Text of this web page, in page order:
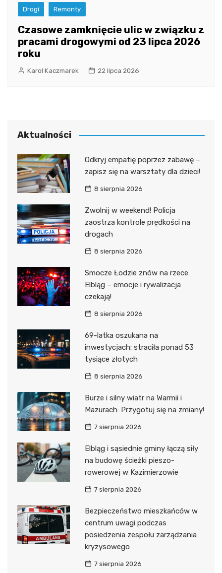
Drogi Remonty
Czasowe zamknięcie ulic w związku z
pracami drogowymi od 23 lipca 2026
roku
Karol Kaczmarek 22 lipca 2026
Aktualności
Odkryj empatię poprzez zabawę –
zapisz się na warsztaty dla dzieci!
8 sierpnia 2026
Zwolnij w weekend! Policja
zaostrza kontrole prędkości na
drogach
8 sierpnia 2026
Smocze Łodzie znów na rzece
Elbląg – emocje i rywalizacja
czekają!
8 sierpnia 2026
69-latka oszukana na
inwestycjach: straciła ponad 53
tysiące złotych
8 sierpnia 2026
Burze i silny wiatr na Warmii i
Mazurach: Przygotuj się na zmiany!
7 sierpnia 2026
Elbląg i sąsiednie gminy łączą siły
na budowę ścieżki pieszo-
rowerowej w Kazimierzowie
7 sierpnia 2026
Bezpieczeństwo mieszkańców w
centrum uwagi podczas
posiedzenia zespołu zarządzania
kryzysowego
7 sierpnia 2026